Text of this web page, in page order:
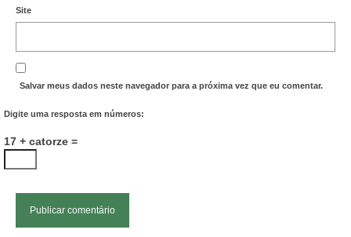
Site
Salvar meus dados neste navegador para a próxima vez que eu comentar.
Digite uma resposta em números:
17 + catorze =